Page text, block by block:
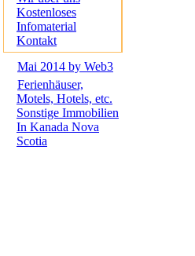
Kostenloses
Infomaterial
Kontakt
Mai 2014 by Web3
Ferienhäuser,
Motels, Hotels, etc.
Sonstige Immobilien
In Kanada Nova
Scotia